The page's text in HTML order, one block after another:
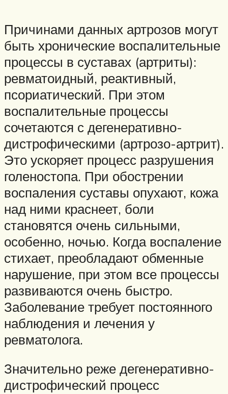
Причинами данных артрозов могут
быть хронические воспалительные
процессы в суставах (артриты):
ревматоидный, реактивный,
псориатический. При этом
воспалительные процессы
сочетаются с дегенеративно-
дистрофическими (артрозо-артрит).
Это ускоряет процесс разрушения
голеностопа. При обострении
воспаления суставы опухают, кожа
над ними краснеет, боли
становятся очень сильными,
особенно, ночью. Когда воспаление
стихает, преобладают обменные
нарушение, при этом все процессы
развиваются очень быстро.
Заболевание требует постоянного
наблюдения и лечения у
ревматолога.
Значительно реже дегенеративно-
дистрофический процесс